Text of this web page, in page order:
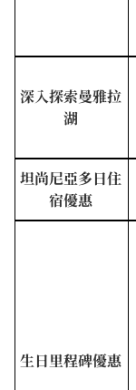
深入探索曼雅拉
湖
坦尚尼亞多日住
宿優惠
生日里程碑優惠